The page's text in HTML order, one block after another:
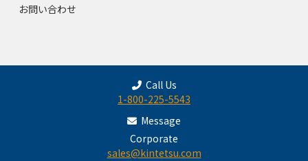
お問い合わせ
Call Us
1-800-225-5543
Message
Corporate
sales@kintetsu.com